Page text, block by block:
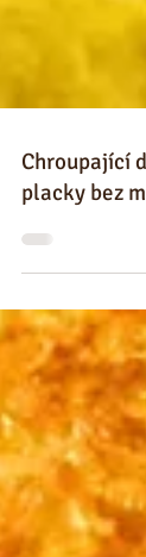
Chroupající